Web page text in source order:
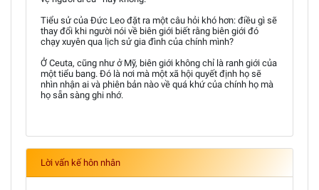
Tiểu sử của Đức Leo đặt ra một câu hỏi khó hơn: điều gì sẽ
thay đổi khi người nói về biên giới biết rằng biên giới đó
chạy xuyên qua lịch sử gia đình của chính mình?
Ở Ceuta, cũng như ở Mỹ, biên giới không chỉ là ranh giới của
một tiểu bang. Đó là nơi mà một xã hội quyết định họ sẽ
nhìn nhận ai và phiên bản nào về quá khứ của chính họ mà
họ sẵn sàng ghi nhớ.
Lời vấn kế hôn nhân